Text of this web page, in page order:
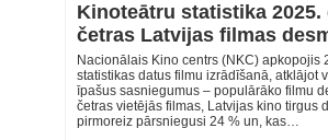
Kinoteātru statistika 2025.
četras Latvijas filmas
Nacionālais Kino centrs (NKC) apkopojis
statistikas datus filmu izrādīšanā, atklājot
īpašus sasniegumus – populārāko filmu
četras vietējās filmas, Latvijas kino tirgus
pirmoreiz pārsniegusi 24 % un, kas…